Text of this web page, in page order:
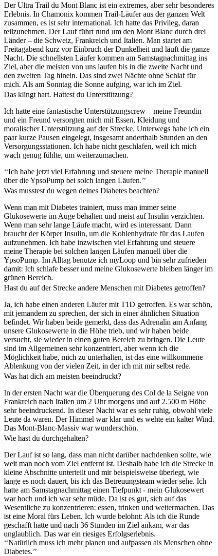
Der Ultra Trail du Mont Blanc ist ein extremes, aber sehr besonderes
Erlebnis. In Chamonix kommen Trail-Läufer aus der ganzen Welt
zusammen, es ist sehr international. Ich hatte das Privileg, daran
teilzunehmen. Der Lauf führt rund um den Mont Blanc durch drei
Länder – die Schweiz, Frankreich und Italien. Man startet am
Freitagabend kurz vor Einbruch der Dunkelheit und läuft die ganze
Nacht. Die schnellsten Läufer kommen am Samstagnachmittag ins
Ziel, aber die meisten von uns laufen bis in die zweite Nacht und
den zweiten Tag hinein. Das sind zwei Nächte ohne Schlaf für
mich. Als am Sonntag die Sonne aufging, war ich im Ziel.
Das klingt hart. Hattest du Unterstützung?
Ich hatte eine fantastische Unterstützungscrew – meine Freundin
und ein Freund versorgten mich mit Essen, Kleidung und
moralischer Unterstützung auf der Strecke. Unterwegs habe ich ein
paar kurze Pausen eingelegt, insgesamt anderthalb Stunden an den
Versorgungsstationen. Ich habe nicht geschlafen, weil ich mich
wach genug fühlte, um weiterzumachen.
‘‘Ich habe jetzt viel Erfahrung und steuere meine Therapie manuell
über die YpsoPump bei solch langen Läufen.’’
Was musstest du wegen deines Diabetes beachten?
Wenn man mit Diabetes trainiert, muss man immer seine
Glukosewerte im Auge behalten und meist auf Insulin verzichten.
Wenn man sehr lange Läufe macht, wird es interessant. Dann
braucht der Körper Insulin, um die Kohlenhydrate für das Laufen
aufzunehmen. Ich habe inzwischen viel Erfahrung und steuere
meine Therapie bei solchen langen Läufen manuell über die
YpsoPump. Im Alltag benutze ich myLoop und bin sehr zufrieden
damit: Ich schlafe besser und meine Glukosewerte bleiben länger im
grünen Bereich.
Hast du auf der Strecke andere Menschen mit Diabetes getroffen?
Ja, ich habe einen anderen Läufer mit T1D getroffen. Es war schön,
mit jemandem zu sprechen, der sich in einer ähnlichen Situation
befindet. Wir haben beide gemerkt, dass das Adrenalin am Anfang
unsere Glukosewerte in die Höhe trieb, und wir haben beide
versucht, sie wieder in einen guten Bereich zu bringen. Die Leute
sind im Allgemeinen sehr konzentriert, aber wenn ich die
Möglichkeit habe, mich zu unterhalten, ist das eine willkommene
Ablenkung von der vielen Zeit, in der ich mit mir selbst rede.
Was hat dich am meisten beeindruckt?
In der ersten Nacht war die Überquerung des Col de la Seigne von
Frankreich nach Italien um 2 Uhr morgens und auf 2.500 m Höhe
sehr beeindruckend. In dieser Nacht war es sehr ruhig, obwohl viele
Leute da waren. Der Himmel war klar und es wehte ein kalter Wind.
Das Mont-Blanc-Massiv war wunderschön.
Wie hast du durchgehalten?
Der Lauf ist so lang, dass man nicht darüber nachdenken sollte, wie
weit man noch vom Ziel entfernt ist. Deshalb habe ich die Strecke in
kleine Abschnitte unterteilt und mir beispielsweise überlegt, wie
lange es noch dauert, bis ich das Betreuungsteam wieder sehe. Ich
hatte am Samstagnachmittag einen Tiefpunkt - mein Glukosewert
war hoch und ich war sehr müde. Da ist es gut, sich auf das
Wesentliche zu konzentrieren: essen, trinken und weitermachen. Das
ist eine Moral fürs Leben. Ich wurde belohnt: Als ich die Runde
geschafft hatte und nach 36 Stunden im Ziel ankam, war das
unglaublich. Das war ein riesiges Erfolgserlebnis.
‘‘Natürlich muss ich mehr planen und aufpassen als Menschen ohne
Diabetes.’’